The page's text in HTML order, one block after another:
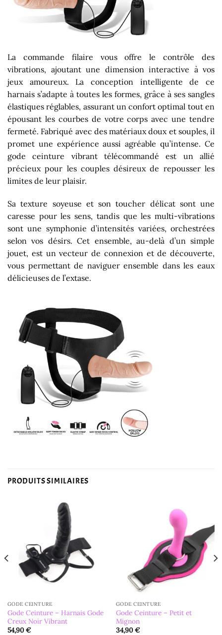
La commande filaire vous offre le contrôle des
vibrations, ajoutant une dimension interactive à vos
jeux amoureux. La conception intelligente de ce
harnais s’adapte à toutes les formes, grâce à ses sangles
élastiques réglables, assurant un confort optimal tout en
épousant les courbes de votre corps avec une tendre
fermeté. Fabriqué avec des matériaux doux et souples, il
promet une expérience aussi agréable qu’intense. Ce
gode ceinture vibrant télécommandé est un allié
précieux pour les couples désireux de repousser les
limites de leur plaisir.
Sa texture soyeuse et son toucher délicat sont une
caresse pour les sens, tandis que les multi-vibrations
sont une symphonie d’intensités variées, orchestrées
selon vos désirs. Cet ensemble, au-delà d’un simple
jouet, est un vecteur de connexion et de découverte,
vous permettant de naviguer ensemble dans les eaux
délicieuses de l’extase.
PRODUITS SIMILAIRES
GODE CEINTURE
Gode Ceinture – Harnais Gode
Creux Noir Vibrant
54,90€
GODE CEINTURE
Gode Ceinture – Petit et
Mignon
34,90€